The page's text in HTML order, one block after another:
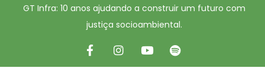
GT Infra: 10 anos ajudando a construir um futuro com
justiça socioambiental.